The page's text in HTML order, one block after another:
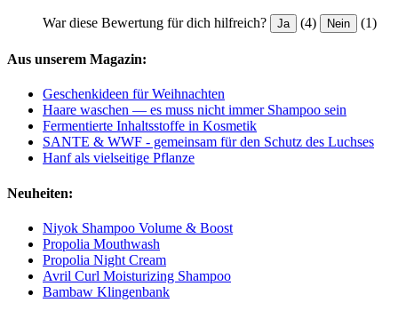
War diese Bewertung für dich hilfreich? Ja (4) Nein (1)
Aus unserem Magazin:
Geschenkideen für Weihnachten
Haare waschen — es muss nicht immer Shampoo sein
Fermentierte Inhaltsstoffe in Kosmetik
SANTE & WWF - gemeinsam für den Schutz des Luchses
Hanf als vielseitige Pflanze
Neuheiten:
Niyok Shampoo Volume & Boost
Propolia Mouthwash
Propolia Night Cream
Avril Curl Moisturizing Shampoo
Bambaw Klingenbank